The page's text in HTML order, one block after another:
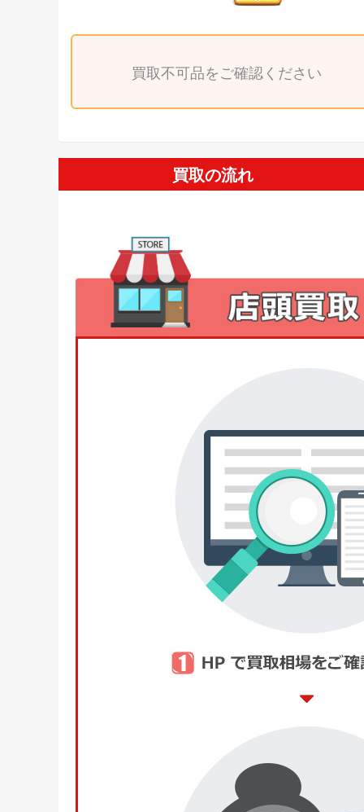
買取不可品をご確認ください
買取の流れ